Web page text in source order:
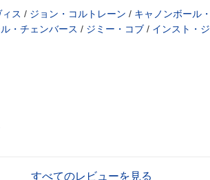
ス / ジョン・コルトレーン / キャノンボール
・チェンバース / ジミー・コブ / インスト・
すべてのレビューを見る